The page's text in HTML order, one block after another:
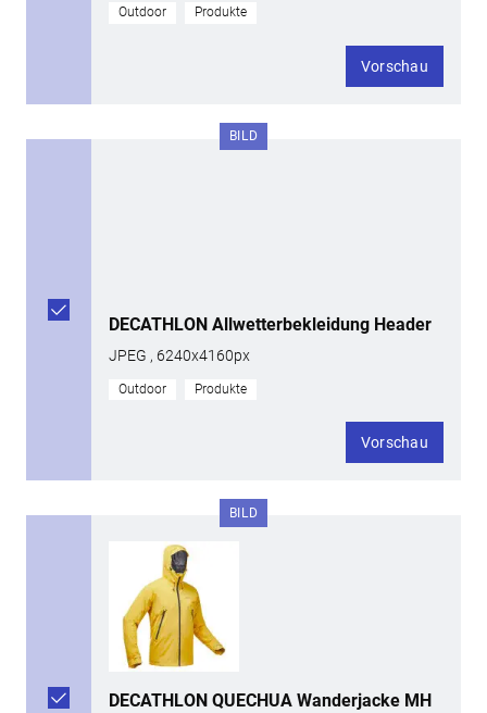
Outdoor Produkte
Vorschau
BILD
DECATHLON Allwetterbekleidung Header
JPEG , 6240x4160px
Outdoor Produkte
Vorschau
BILD
DECATHLON QUECHUA Wanderjacke MH